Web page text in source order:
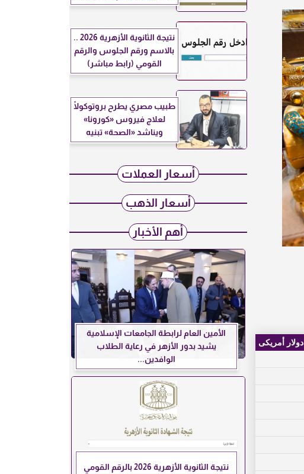
دولار أمريكى
نتيجة الثانوية الأزهرية 2026 ..
بالاسم ورقم الجلوس والرقم
القومي (رابط مباشر)
طبيب مصري يطرح بروتوكولًا
لعلاج فيروس «كورونا»
ويناشد «الصحة» تبنيه
أسعار العملات
أسعار الذهب
أهم الأخبار
الأمين العام لرابطة الجامعات الإسلامية
يشيد بدور الأزهر في رعاية الطلاب
الوافدين...
نتيجة الثانوية الأزهرية 2026 بالرقم القومي